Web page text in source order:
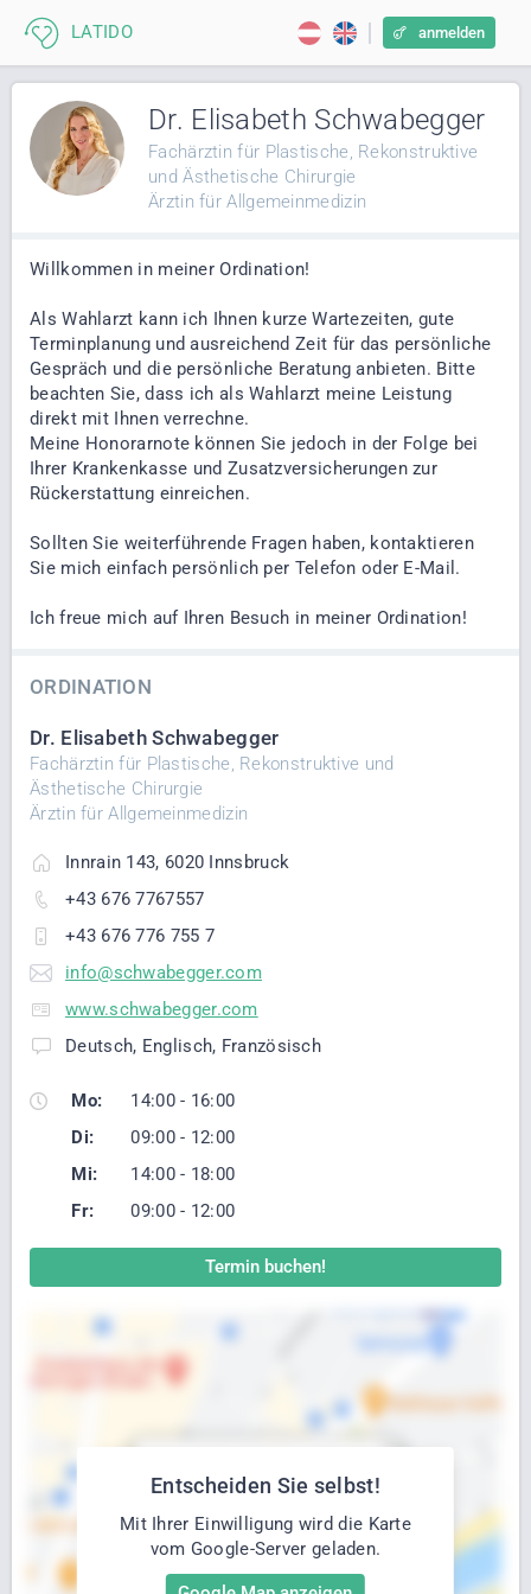
anmelden
Dr. Elisabeth Schwabegger
Fachärztin für Plastische, Rekonstruktive
und Ästhetische Chirurgie
Ärztin für Allgemeinmedizin
Willkommen in meiner Ordination!
Als Wahlarzt kann ich Ihnen kurze Wartezeiten, gute
Terminplanung und ausreichend Zeit für das persönliche
Gespräch und die persönliche Beratung anbieten. Bitte
beachten Sie, dass ich als Wahlarzt meine Leistung
direkt mit Ihnen verrechne.
Meine Honorarnote können Sie jedoch in der Folge bei
Ihrer Krankenkasse und Zusatzversicherungen zur
Rückerstattung einreichen.
Sollten Sie weiterführende Fragen haben, kontaktieren
Sie mich einfach persönlich per Telefon oder E-Mail.
Ich freue mich auf Ihren Besuch in meiner Ordination!
ORDINATION
Dr. Elisabeth Schwabegger
Fachärztin für Plastische, Rekonstruktive und
Ästhetische Chirurgie
Ärztin für Allgemeinmedizin
Innrain 143, 6020 Innsbruck
+43 676 7767557
+43 676 776 755 7
info@schwabegger.com
www.schwabegger.com
Deutsch, Englisch, Französisch
Mo:
14:00 - 16:00
Di:
09:00 - 12:00
Mi:
14:00 - 18:00
Fr:
09:00 - 12:00
Termin buchen!
Entscheiden Sie selbst!
Mit Ihrer Einwilligung wird die Karte
vom Google-Server geladen.